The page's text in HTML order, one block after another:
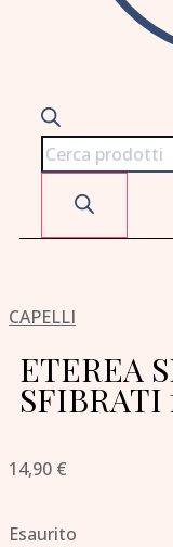
CAPELLI
ETEREA
14,90 €
Esaurito